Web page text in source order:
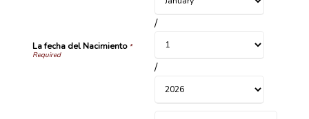
La fecha del Nacimiento*
/
/